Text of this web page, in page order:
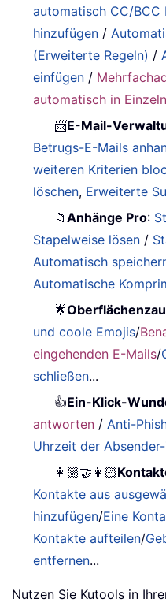
automatisch CC/BCC
hinzufügen /
(Erweiterte Regeln) /
einfügen /
automatisch in
📨E-Mail-
Betrugs-E-Mails
weiteren Kriterien
löschen, Erweiterte
📁Anhänge Pro:
Stapelweise lösen /
Automatisch
Automatische
🌟
und coole Emojis/
eingehenden E-Mails/
schließen...
👍Ein-Klick-
antworten /Anti-
Uhrzeit der
👩🏼‍🤝‍👩🏻
Kontakte aus
hinzufügen/Eine
Kontakte aufteilen/
entfernen...
Nutzen Sie Kutools in